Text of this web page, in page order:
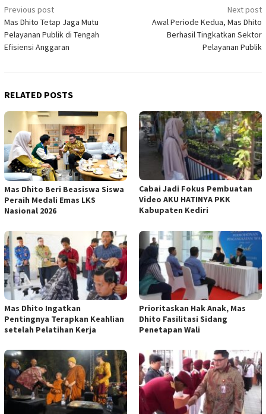
Post
navigation
Previous post
Mas Dhito Tetap Jaga Mutu
Pelayanan Publik di Tengah
Efisiensi Anggaran
Next post
Awal Periode Kedua, Mas Dhito
Berhasil Tingkatkan Sektor
Pelayanan Publik
RELATED POSTS
Mas Dhito Beri Beasiswa Siswa
Peraih Medali Emas LKS
Nasional 2026
Cabai Jadi Fokus Pembuatan
Video AKU HATINYA PKK
Kabupaten Kediri
Mas Dhito Ingatkan
Pentingnya Terapkan Keahlian
setelah Pelatihan Kerja
Prioritaskan Hak Anak, Mas
Dhito Fasilitasi Sidang
Penetapan Wali